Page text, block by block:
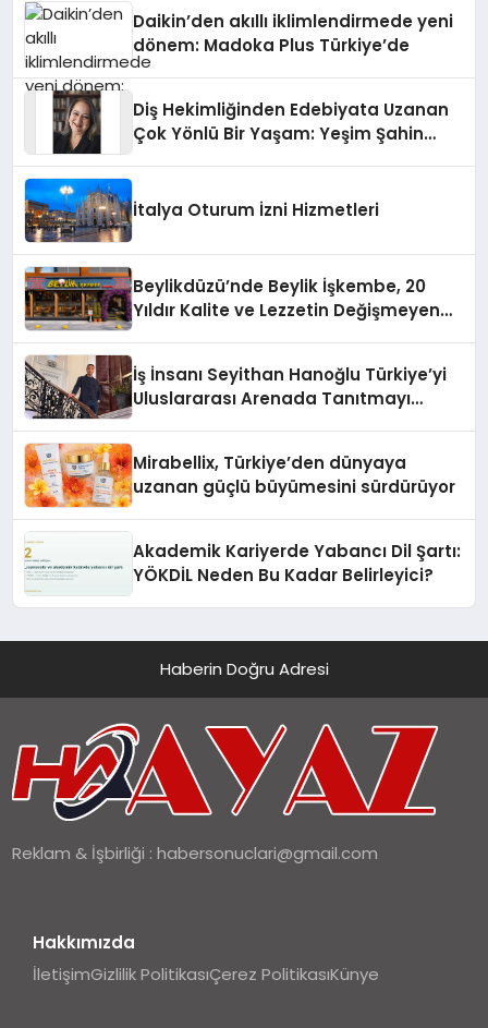
Daikin’den akıllı iklimlendirmede yeni
dönem: Madoka Plus Türkiye’de
Diş Hekimliğinden Edebiyata Uzanan
Çok Yönlü Bir Yaşam: Yeşim Şahin
İtalya Oturum İzni Hizmetleri
Beylikdüzü’nde Beylik İşkembe, 20
Yıldır Kalite ve Lezzetin Değişmeyen
İş İnsanı Seyithan Hanoğlu Türkiye’yi
Uluslararası Arenada Tanıtmayı
Mirabellix, Türkiye’den dünyaya
uzanan güçlü büyümesini sürdürüyor
Akademik Kariyerde Yabancı Dil Şartı:
YÖKDİL Neden Bu Kadar Belirleyici?
Haberin Doğru Adresi
Reklam & İşbirliği :habersonuclari@gmail.com
Hakkımızda
İletişimGizlilik PolitikasıÇerez PolitikasıKünye